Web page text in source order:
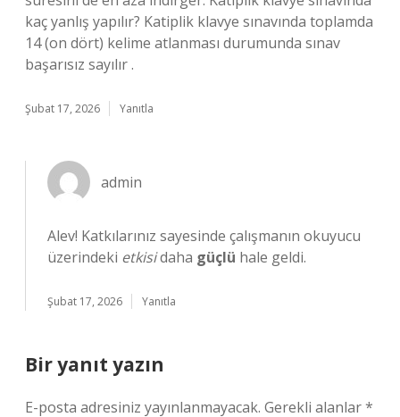
kaç yanlış yapılır? Katiplik klavye sınavında toplamda
14 (on dört) kelime atlanması durumunda sınav
başarısız sayılır .
Şubat 17, 2026 Yanıtla
admin
Alev! Katkılarınız sayesinde çalışmanın okuyucu
üzerindeki etkisidaha güçlü hale geldi.
Şubat 17, 2026 Yanıtla
Bir yanıt yazın
E-posta adresiniz yayınlanmayacak. Gerekli alanlar*